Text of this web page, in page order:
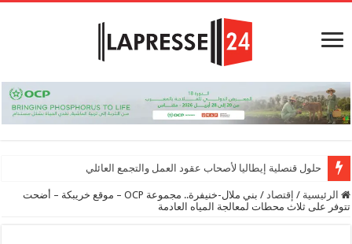
حلول قنصلية إيطاليا لأصحاب عقود العمل والتجمع العائلي
الرئيسية / إقتصاد /
بني ملال-خنيفرة.. مجموعة OCP – موقع خريبكة – أضحت
تتوفر على ثلاث محطات لمعالجة المياه العادمة